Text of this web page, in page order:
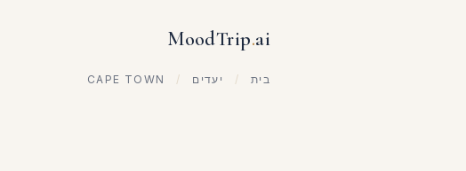
MoodTrip.ai
בית / יעדים /
CAPE TOWN